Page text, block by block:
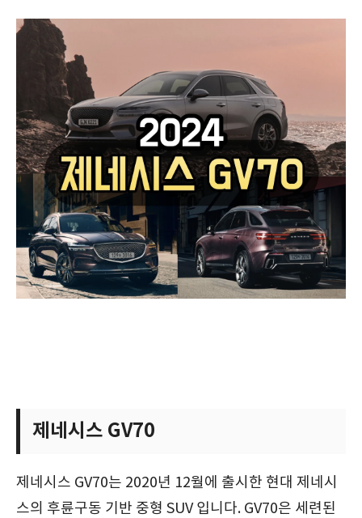
제네시스 GV70
제네시스 GV70는 2020년 12월에 출시한 현대 제네시
스의 후륜구동 기반 중형 SUV 입니다. GV70은 세련된